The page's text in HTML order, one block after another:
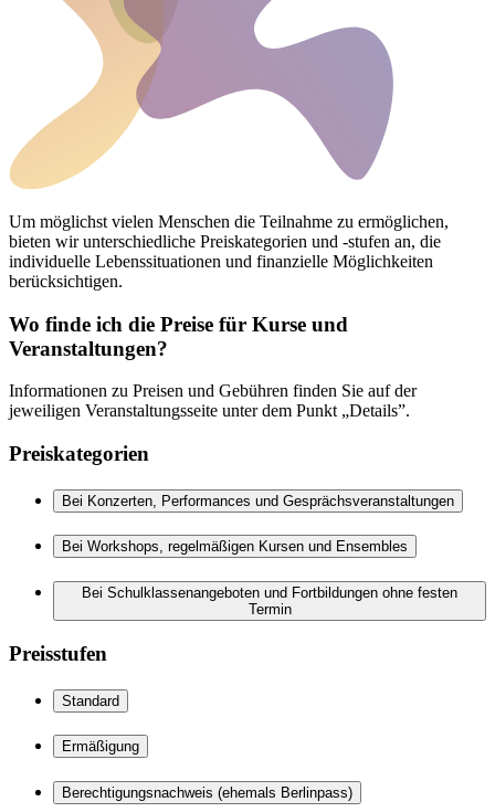
Um möglichst vielen Menschen die Teilnahme zu ermöglichen,
bieten wir unterschiedliche Preiskategorien und -stufen an, die
individuelle Lebenssituationen und finanzielle Möglichkeiten
berücksichtigen.
Wo finde ich die Preise für Kurse und
Veranstaltungen?
Informationen zu Preisen und Gebühren finden Sie auf der
jeweiligen Veranstaltungsseite unter dem Punkt „Details”.
Preiskategorien
Bei Konzerten, Performances und Gesprächsveranstaltungen
Bei Workshops, regelmäßigen Kursen und Ensembles
Bei Schulklassenangeboten und Fortbildungen ohne festen
Termin
Preisstufen
Standard
Ermäßigung
Berechtigungsnachweis (ehemals Berlinpass)